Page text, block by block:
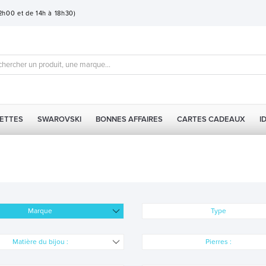
et de 14h à 18h30)
SWAROVSKI BONNES AFFAIRES CARTES CADEAUX
Marque Type
Matière du bijou : Pierres :